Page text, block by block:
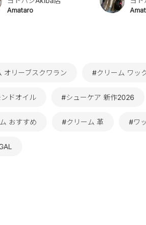
Amataro
オリーブスクワラン #クリーム ワッ
ドオイル #シューケア 新作2026
おすすめ #クリーム 革 #ワ